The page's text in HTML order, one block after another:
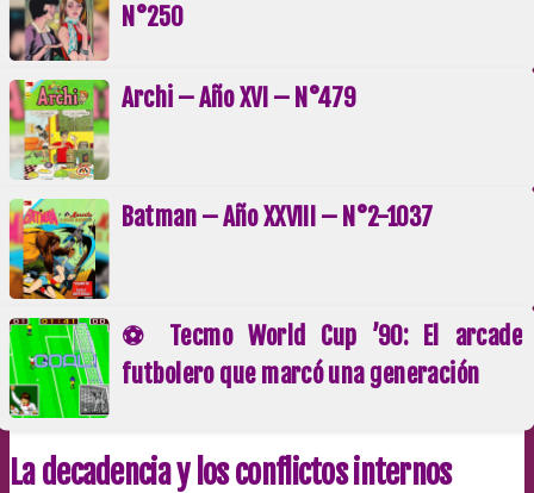
N°250
Archi – Año XVI – N°479
Batman – Año XXVIII – N°2-1037
⚽ Tecmo World Cup ’90: El arcade
futbolero que marcó una generación
La decadencia y los conflictos internos